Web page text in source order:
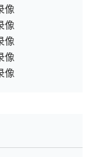
像
像
像
像
像